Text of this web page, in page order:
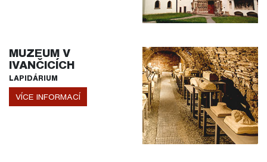
MUZEUM V
IVANČICÍCH
LAPIDÁRIUM
VÍCE INFORMACÍ